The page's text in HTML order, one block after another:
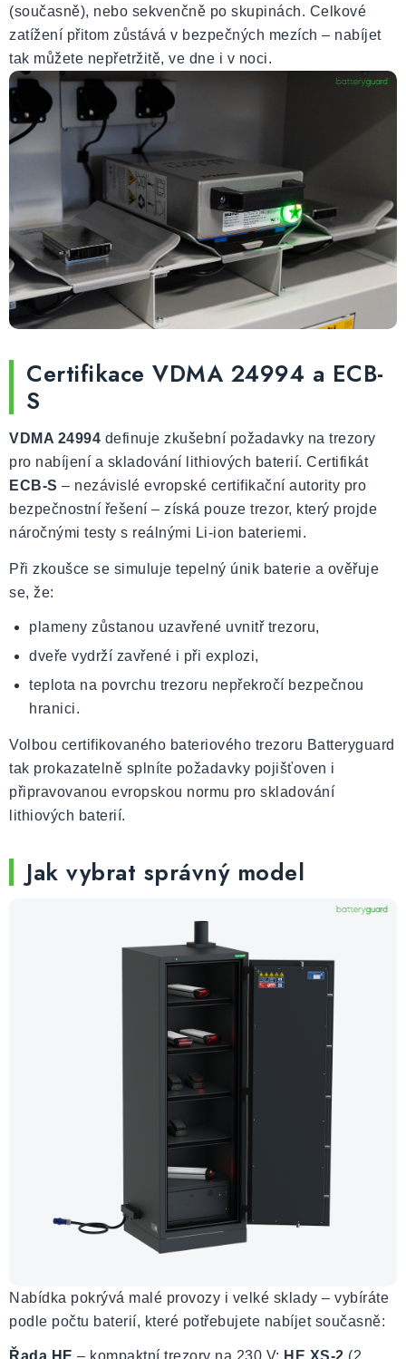
(současně), nebo sekvenčně po skupinách. Celkové
zatížení přitom zůstává v bezpečných mezích – nabíjet
tak můžete nepřetržitě, ve dne i v noci.
Certifikace VDMA 24994 a ECB-
S
VDMA 24994 definuje zkušební požadavky na trezory
pro nabíjení a skladování lithiových baterií. Certifikát
ECB-S – nezávislé evropské certifikační autority pro
bezpečnostní řešení – získá pouze trezor, který projde
náročnými testy s reálnými Li-ion bateriemi.
Při zkoušce se simuluje tepelný únik baterie a ověřuje
se, že:
plameny zůstanou uzavřené uvnitř trezoru,
dveře vydrží zavřené i při explozi,
teplota na povrchu trezoru nepřekročí bezpečnou
hranici.
Volbou certifikovaného bateriového trezoru Batteryguard
tak prokazatelně splníte požadavky pojišťoven i
připravovanou evropskou normu pro skladování
lithiových baterií.
Jak vybrat správný model
Nabídka pokrývá malé provozy i velké sklady – vybíráte
podle počtu baterií, které potřebujete nabíjet současně:
Řada HE – kompaktní trezory na 230 V: HE XS-2 (2